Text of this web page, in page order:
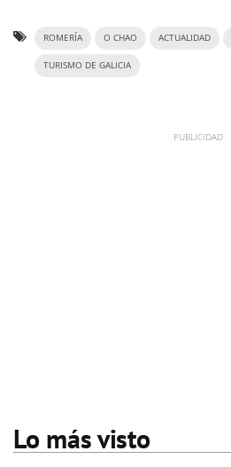
ROMERÍA O CHAO ACTUALIDAD
TURISMO DE GALICIA
Lo más visto